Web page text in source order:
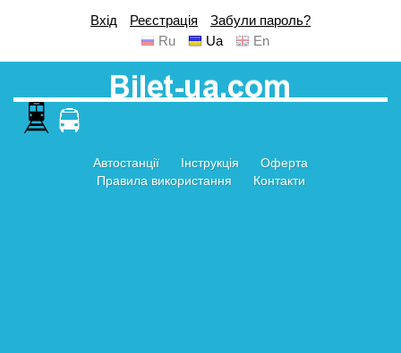
Вхід Реєстрація
Забули пароль?
Ru
Ua En
Автостанції Інструкція
Оферта
Правила використання
Контакти